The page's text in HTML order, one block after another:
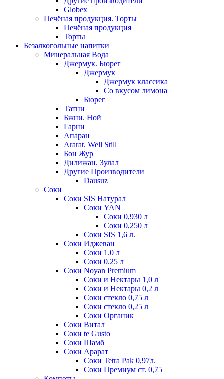
Globex
Печёная продукция. Торты
Печёная продукция
Торты
Безалкогольные напитки
Минеральная Вода
Джермук. Бюрег
Джермук
Джермук классика
Со вкусом лимона
Бюрег
Татни
Бжни. Ной
Гарни
Апаран
Ararat. Well Still
Бон Жур
Дилижан. Зулал
Другие Производители
Dausuz
Соки
Соки SIS Натурал
Соки YAN
Соки 0,930 л
Соки 0,250 л
Соки SIS 1,6 л.
Соки Иджеван
Соки 1.0 л
Соки 0.25 л
Соки Noyan Premium
Соки и Нектары 1,0 л
Соки и Нектары 0,2 л
Соки стекло 0,75 л
Соки стекло 0,25 л
Соки Органик
Соки Витал
Соки te Gusto
Соки Шамб
Соки Арарат
Соки Tetra Pak 0,97л.
Соки Премиум ст. 0,75